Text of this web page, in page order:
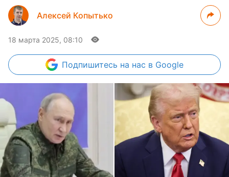
Алексей Копытько
18 марта 2025, 08:10
Подпишитесь на нас в Google